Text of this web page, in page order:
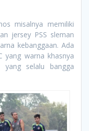
misalnya memiliki
jersey PSS sleman
kebanggaan. Ada
yang warna khasnya
selalu bangga